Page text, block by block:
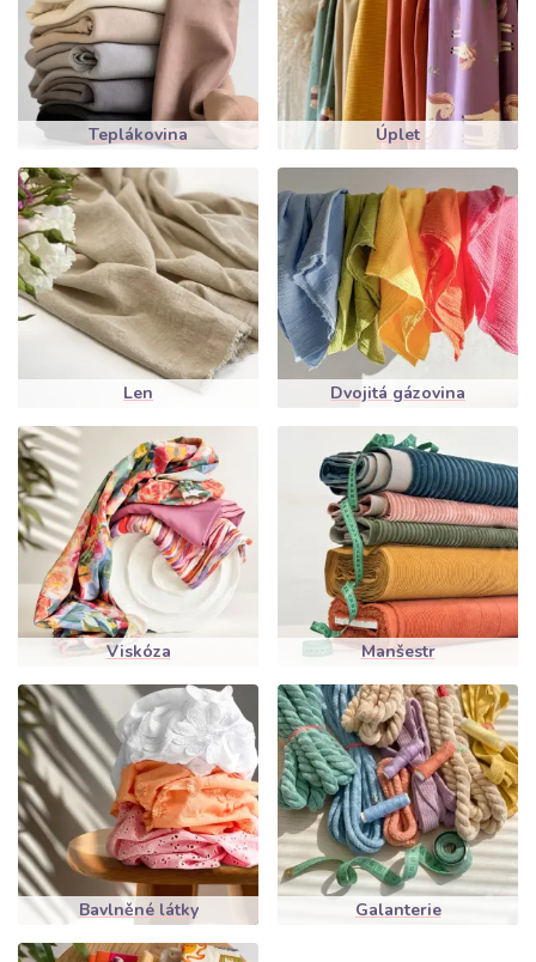
Teplákovina Úplet
Len Dvojitá gázovina
Viskóza Manšestr
Bavlněné látky Galanterie